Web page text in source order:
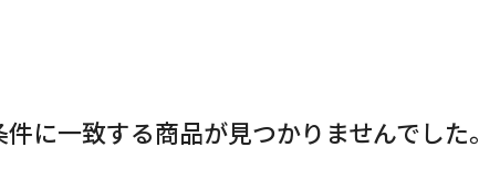
に一致する商品が見つかりませんでした。